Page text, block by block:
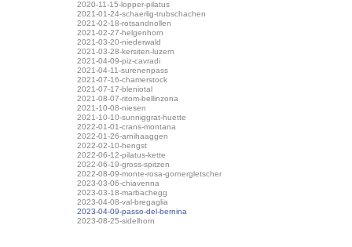
2020-11-15-lopper-pilatus
2021-01-24-schaerlig-trubschachen
2021-02-18-rotsandnollen
2021-02-27-helgenhorn
2021-03-20-niederwald
2021-03-28-kersiten-luzern
2021-04-09-piz-cavradi
2021-04-11-surenenpass
2021-07-16-chamerstock
2021-07-17-bleniotal
2021-08-07-ritom-bellinzona
2021-10-08-niesen
2021-10-10-sunniggrat-huette
2022-01-01-crans-montana
2022-01-26-arnihaaggen
2022-02-10-hengst
2022-06-12-pilatus-kette
2022-06-19-gross-spitzen
2022-08-09-monte-rosa-gornergletscher
2023-03-06-chiavenna
2023-03-18-marbachegg
2023-04-08-val-bregaglia
2023-04-09-passo-del-bernina
2023-08-25-sidelhorn